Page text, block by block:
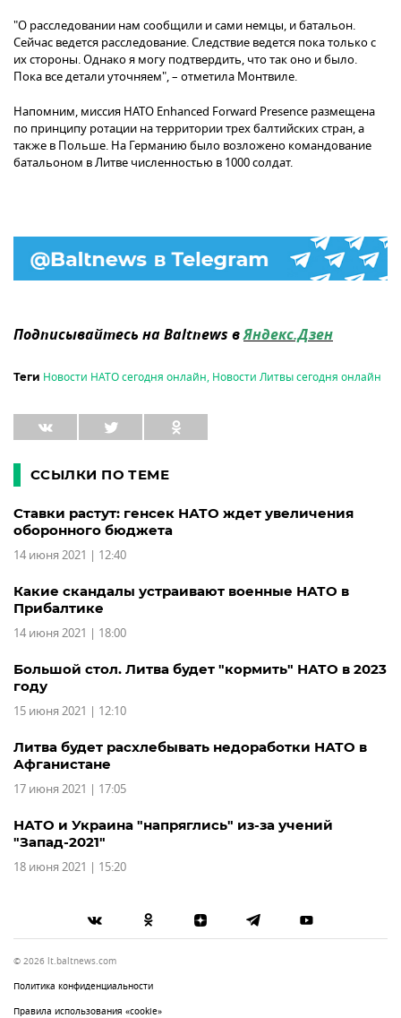
"О расследовании нам сообщили и сами немцы, и батальон.
Сейчас ведется расследование. Следствие ведется пока только с
их стороны. Однако я могу подтвердить, что так оно и было.
Пока все детали уточняем", – отметила Монтвиле.
Напомним, миссия НАТО Enhanced Forward Presence размещена
по принципу ротации на территории трех балтийских стран, а
также в Польше. На Германию было возложено командование
батальоном в Литве численностью в 1000 солдат.
Подписывайтесь на Baltnews вЯндекс.Дзен
Теги Новости НАТО сегодня онлайн, Новости Литвы сегодня онлайн
ССЫЛКИ ПО ТЕМЕ
Ставки растут: генсек НАТО ждет увеличения
оборонного бюджета
14 июня 2021 | 12:40
Какие скандалы устраивают военные НАТО в
Прибалтике
14 июня 2021 | 18:00
Большой стол. Литва будет "кормить" НАТО в 2023
году
15 июня 2021 | 12:10
Литва будет расхлебывать недоработки НАТО в
Афганистане
17 июня 2021 | 17:05
НАТО и Украина "напряглись" из-за учений
"Запад-2021"
18 июня 2021 | 15:20
© 2026 lt.baltnews.com
Политика конфиденциальности
Правила использования «cookie»